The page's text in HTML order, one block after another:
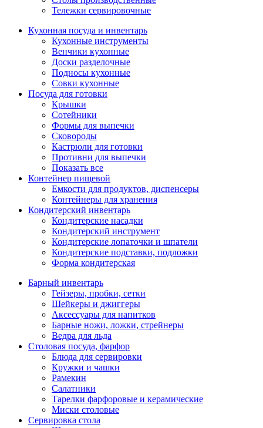
Тележки сервировочные
Кухонная посуда и инвентарь
Кухонные инструменты
Венчики кухонные
Доски разделочные
Подносы кухонные
Совки кухонные
Посуда для готовки
Крышки
Сотейники
Формы для выпечки
Сковороды
Кастрюли для готовки
Противни для выпечки
Показать все
Контейнер пищевой
Емкости для продуктов, диспенсеры
Контейнеры для хранения
Кондитерский инвентарь
Кондитерские насадки
Кондитерский инструмент
Кондитерские лопаточки и шпатели
Кондитерские подставки, подложки
Форма кондитерская
Барный инвентарь
Гейзеры, пробки, сетки
Шейкеры и джиггеры
Аксессуары для напитков
Барные ножи, ложки, стрейнеры
Ведра для льда
Столовая посуда, фарфор
Блюда для сервировки
Кружки и чашки
Рамекин
Салатники
Тарелки фарфоровые и керамические
Миски столовые
Сервировка стола